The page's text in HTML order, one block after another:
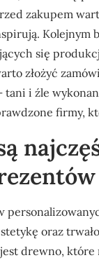
zakupem
Kolejnym
się
złożyć
tani i źle
firmy,
oraz
drewno,